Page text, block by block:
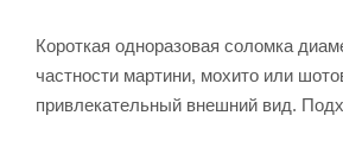
Короткая одноразовая соломка
частности мартини, мохито или
привлекательный внешний вид.